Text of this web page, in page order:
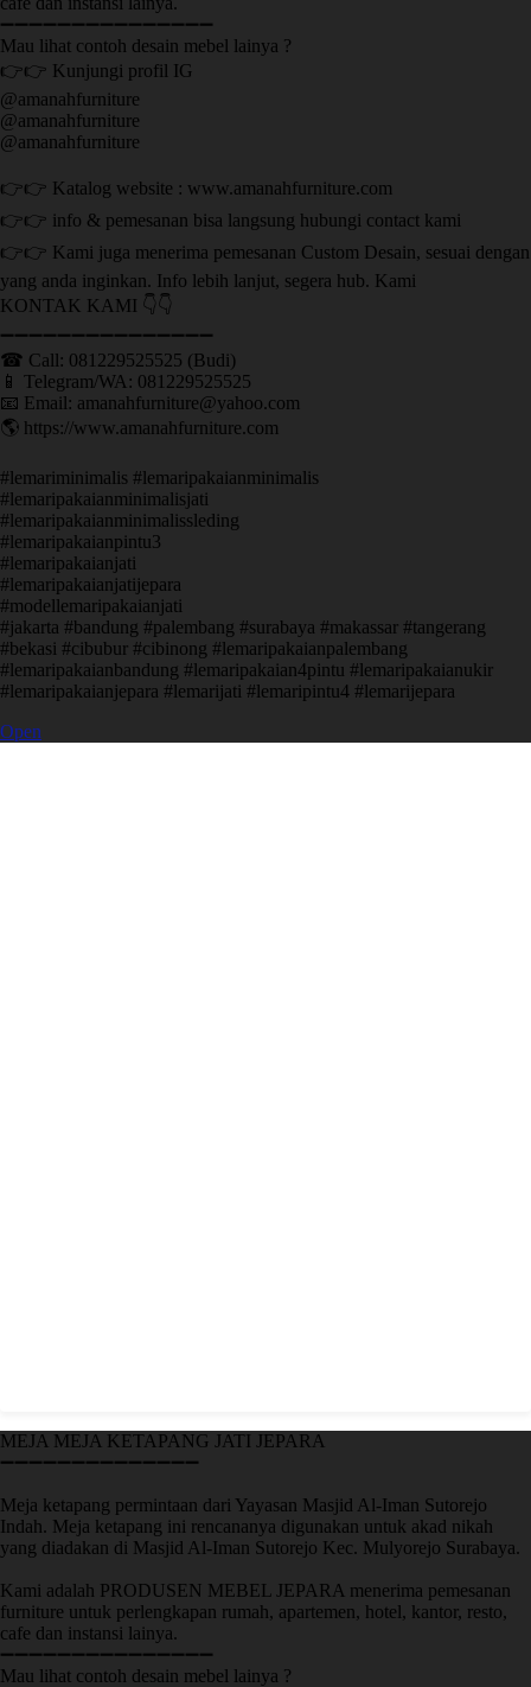
➖➖➖➖➖➖➖➖➖➖➖➖➖➖➖
Mau lihat contoh desain mebel lainya ?
👉👉 Kunjungi profil IG
@amanahfurniture
@amanahfurniture
@amanahfurniture
👉👉 Katalog website : www.amanahfurniture.com
👉👉 info & pemesanan bisa langsung hubungi contact kami
👉👉 Kami juga menerima pemesanan Custom Desain, sesuai dengan
yang anda inginkan. Info lebih lanjut, segera hub. Kami
KONTAK KAMI 👇👇
➖➖➖➖➖➖➖➖➖➖➖➖➖➖➖ ㅤ
☎ Call: 081229525525 (Budi)
📱 Telegram/WA: 081229525525
📧 Email: amanahfurniture@yahoo.com
🌎 https://www.amanahfurniture.com
#lemariminimalis #lemaripakaianminimalis
#lemaripakaianminimalisjati
#lemaripakaianminimalissleding
#lemaripakaianpintu3
#lemaripakaianjati
#lemaripakaianjatijepara
#modellemaripakaianjati
#jakarta #bandung #palembang #surabaya #makassar #tangerang
#bekasi #cibubur #cibinong #lemaripakaianpalembang
#lemaripakaianbandung #lemaripakaian4pintu #lemaripakaianukir
#lemaripakaianjepara #lemarijati #lemaripintu4 #lemarijepara
Open
MEJA MEJA KETAPANG JATI JEPARA
➖➖➖➖➖➖➖➖➖➖➖➖➖➖
Meja ketapang permintaan dari Yayasan Masjid Al-Iman Sutorejo
Indah. Meja ketapang ini rencananya digunakan untuk akad nikah
yang diadakan di Masjid Al-Iman Sutorejo Kec. Mulyorejo Surabaya.
Kami adalah PRODUSEN MEBEL JEPARA menerima pemesanan
furniture untuk perlengkapan rumah, apartemen, hotel, kantor, resto,
cafe dan instansi lainya.
➖➖➖➖➖➖➖➖➖➖➖➖➖➖➖
Mau lihat contoh desain mebel lainya ?